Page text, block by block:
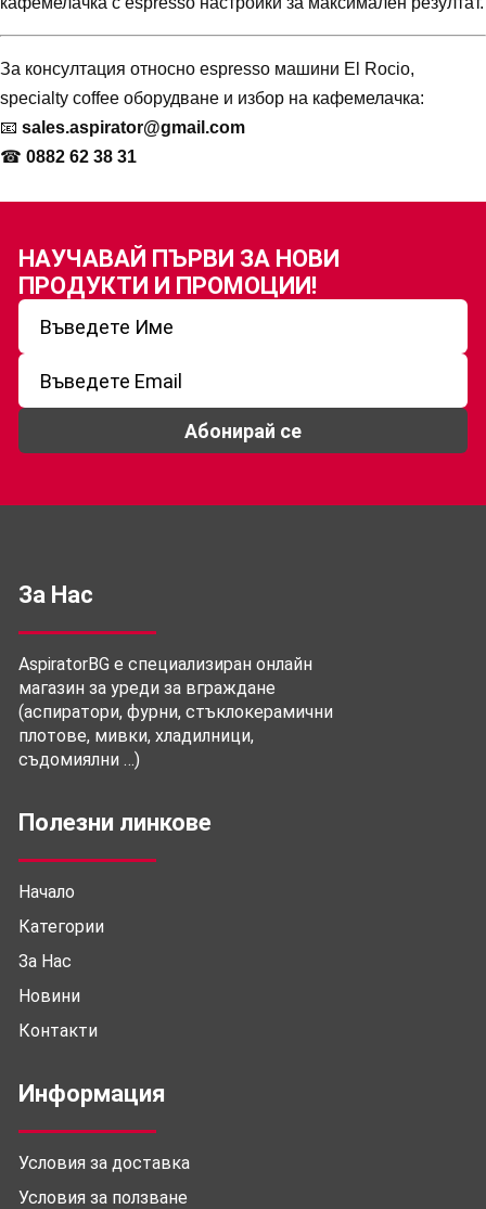
За консултация относно espresso машини El Rocio,
specialty coffee оборудване и избор на кафемелачка:
📧 sales.aspirator@gmail.com
☎ 0882 62 38 31
НАУЧАВАЙ ПЪРВИ ЗА НОВИ
ПРОДУКТИ И ПРОМОЦИИ!
Абонирай се
За Нас
AspiratorBG е специализиран онлайн
магазин за уреди за вграждане
(аспиратори, фурни, стъклокерамични
плотове, мивки, хладилници,
съдомиялни …)
Полезни линкове
Начало
Категории
За Нас
Новини
Контакти
Информация
Условия за доставка
Условия за ползване